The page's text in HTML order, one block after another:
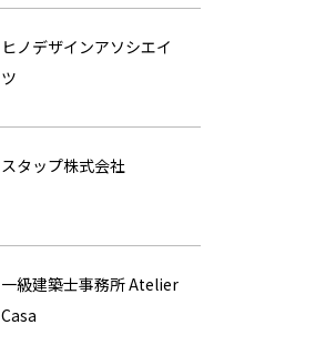
ヒノデザインアソシエイ
ツ
スタップ株式会社
一級建築士事務所 Atelier
Casa